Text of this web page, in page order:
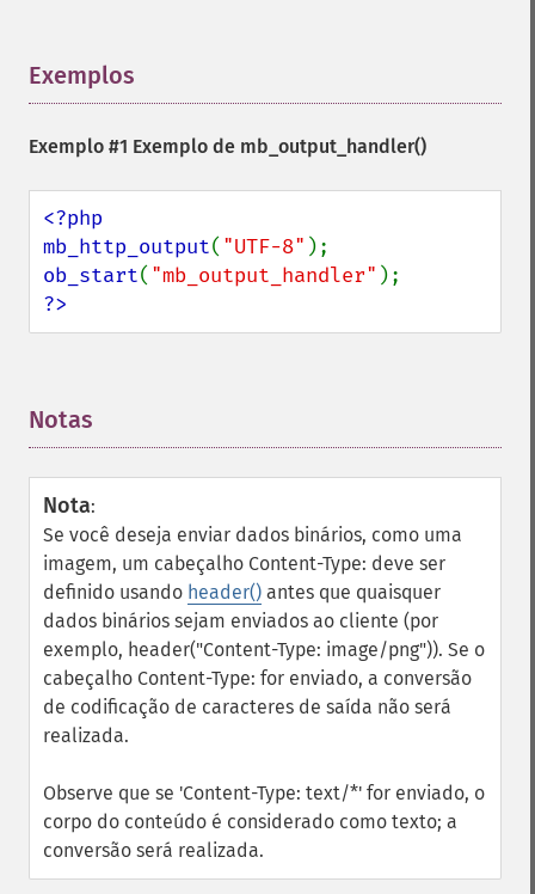
Exemplos
Exemplo #1 Exemplo de mb_output_handler()
<?php
mb_http_output( "UTF-8"
ob_start( "mb_output_handler"
?>
Notas
Nota:
Se você deseja enviar dados binários, como uma
imagem, um cabeçalho Content-Type: deve ser
definido usando header() antes que quaisquer
dados binários sejam enviados ao cliente (por
exemplo, header("Content-Type: image/png")). Se o
cabeçalho Content-Type: for enviado, a conversão
de codificação de caracteres de saída não será
realizada.
Observe que se 'Content-Type: text/*' for enviado, o
corpo do conteúdo é considerado como texto; a
conversão será realizada.